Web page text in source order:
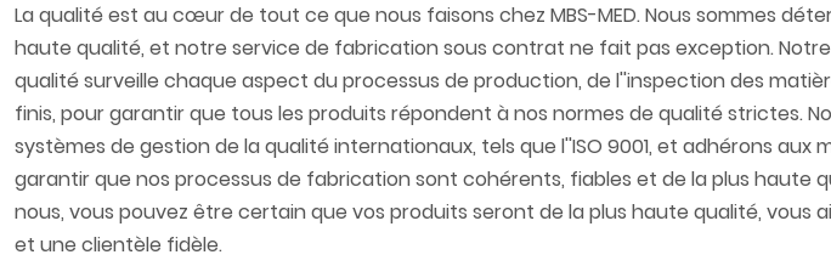
La qualité est au cœur de tout ce que nous faisons chez MBS-MED. Nous sommes
haute qualité, et notre service de fabrication sous contrat ne fait pas exception.
qualité surveille chaque aspect du processus de production, de l''inspection des
finis, pour garantir que tous les produits répondent à nos normes de qualité strictes.
systèmes de gestion de la qualité internationaux, tels que l''ISO 9001, et adhérons aux
garantir que nos processus de fabrication sont cohérents, fiables et de la plus haute
nous, vous pouvez être certain que vos produits seront de la plus haute qualité, vous
et une clientèle fidèle.​